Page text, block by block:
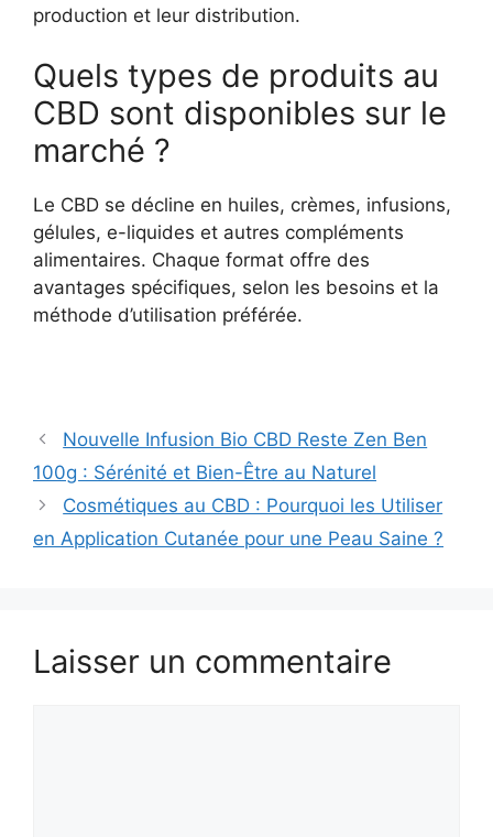
production et leur distribution.
Quels types de produits au
CBD sont disponibles sur le
marché ?
Le CBD se décline en huiles, crèmes, infusions,
gélules, e-liquides et autres compléments
alimentaires. Chaque format offre des
avantages spécifiques, selon les besoins et la
méthode d’utilisation préférée.
Nouvelle Infusion Bio CBD Reste Zen Ben
100g : Sérénité et Bien-Être au Naturel
Cosmétiques au CBD : Pourquoi les Utiliser
en Application Cutanée pour une Peau Saine ?
Laisser un commentaire